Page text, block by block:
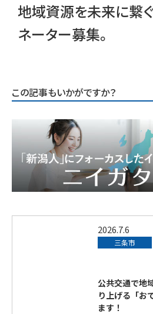
地域資源を未来に繋
ネーター募集。
この記事もいかがですか？
2026.7.6
三条市
公共交通で地
り上げる「お
ます！